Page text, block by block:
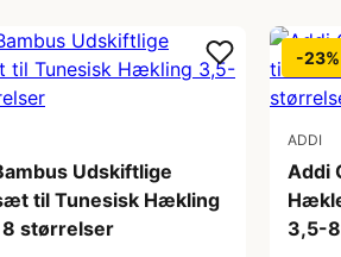
Udskiftlige
til Tunesisk Hækling
størrelser
-23%
ADDI
Addi
3,5-